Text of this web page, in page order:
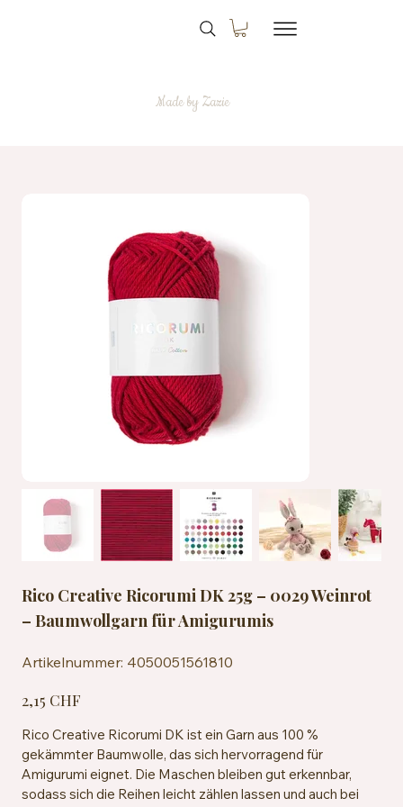
Made by Zazie
Rico Creative Ricorumi DK 25g – 0029 Weinrot
– Baumwollgarn für Amigurumis
Artikelnummer: 4050051561810
4050051561810
2,15 CHF
Rico Creative Ricorumi DK ist ein Garn aus 100 %
gekämmter Baumwolle, das sich hervorragend für
Amigurumi eignet. Die Maschen bleiben gut erkennbar,
sodass sich die Reihen leicht zählen lassen und auch bei